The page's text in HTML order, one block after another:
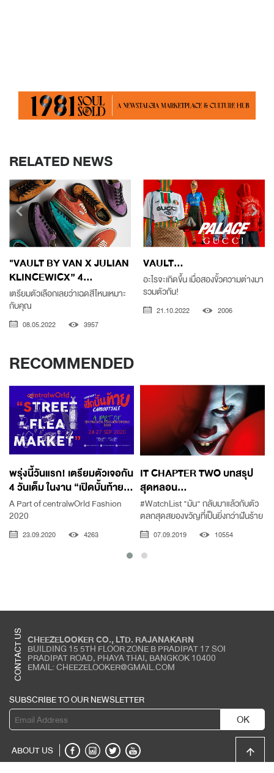
RELATED NEWS
"VAULT BY VAN X JULIAN
KLINCEWICX” 4...
เตรียมตัวเลือกเลยว่าเฉดสีไหนเหมาะ
กับคุณ
08.05.2022 3957
VAULT...
อะไรจะเกิดขึ้น เมื่อสองขั้วความต่างมา
รวมตัวกัน!
21.10.2022 2006
RECOMMENDED
พรุ่งนี้วันแรก! เตรียมตัวเจอกัน
4 วันเต็ม ในงาน “เปิดบั้นท้าย...
A Part of centralwOrld Fashion
2020
23.09.2020 4263
IT CHAPTER TWO บทสรุป
สุดหลอน...
#WatchList "มัน" กลับมาแล้วกับตัว
ตลกสุดสยองขวัญที่เป็นยิ่งกว่าฝันร้าย
07.09.2019 10554
CONTACT US CHEEZELOOKER CO., LTD. RAJANAKARN
BUILDING 15 5TH FLOOR ZONE B PRADIPAT 17 SOI
PRADIPAT ROAD, PHAYA THAI, BANGKOK 10400
EMAIL: CHEEZELOOKER@GMAIL.COM
SUBSCRIBE TO OUR NEWSLETTER
OK
ABOUT US